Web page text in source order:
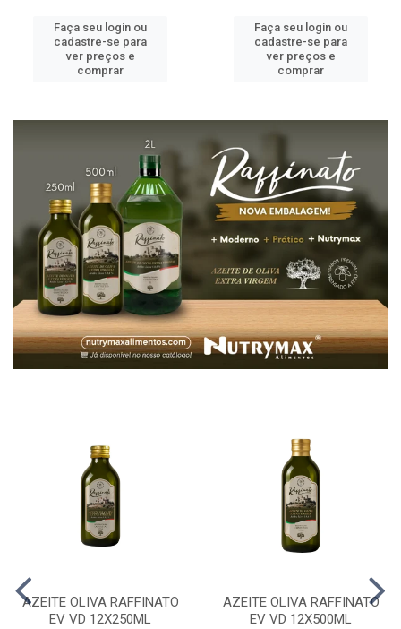
Faça seu login ou
cadastre-se para
ver preços e
comprar
Faça seu login ou
cadastre-se para
ver preços e
comprar
AZEITE OLIVA RAFFINATO
EV VD 12X250ML
AZEITE OLIVA RAFFINATO
EV VD 12X500ML